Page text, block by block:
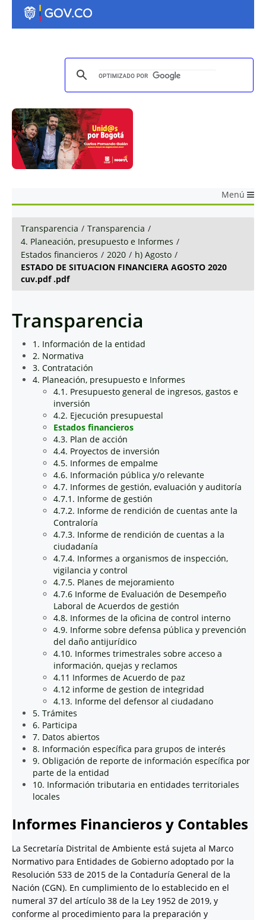
Menú
Transparencia / Transparencia /
4. Planeación, presupuesto e Informes /
Estados financieros / 2020 / h) Agosto /
ESTADO DE SITUACION FINANCIERA AGOSTO 2020
cuv.pdf .pdf
Transparencia
1. Información de la entidad
2. Normativa
3. Contratación
4. Planeación, presupuesto e Informes
4.1. Presupuesto general de ingresos, gastos e
inversión
4.2. Ejecución presupuestal
Estados financieros
4.3. Plan de acción
4.4. Proyectos de inversión
4.5. Informes de empalme
4.6. Información pública y/o relevante
4.7. Informes de gestión, evaluación y auditoría
4.7.1. Informe de gestión
4.7.2. Informe de rendición de cuentas ante la
Contraloría
4.7.3. Informe de rendición de cuentas a la
ciudadanía
4.7.4. Informes a organismos de inspección,
vigilancia y control
4.7.5. Planes de mejoramiento
4.7.6 Informe de Evaluación de Desempeño
Laboral de Acuerdos de gestión
4.8. Informes de la oficina de control interno
4.9. Informe sobre defensa pública y prevención
del daño antijurídico
4.10. Informes trimestrales sobre acceso a
información, quejas y reclamos
4.11 Informes de Acuerdo de paz
4.12 informe de gestion de integridad
4.13. Informe del defensor al ciudadano
5. Trámites
6. Participa
7. Datos abiertos
8. Información específica para grupos de interés
9. Obligación de reporte de información específica por
parte de la entidad
10. Información tributaria en entidades territoriales
locales
Informes Financieros y Contables
La Secretaría Distrital de Ambiente está sujeta al Marco
Normativo para Entidades de Gobierno adoptado por la
Resolución 533 de 2015 de la Contaduría General de la
Nación (CGN). En cumplimiento de lo establecido en el
numeral 37 del artículo 38 de la Ley 1952 de 2019, y
conforme al procedimiento para la preparación y